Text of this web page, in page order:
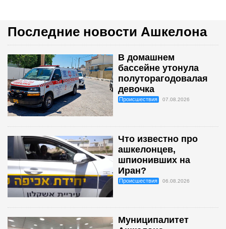
Последние новости Ашкелона
В домашнем
бассейне утонула
полуторагодовалая
девочка
Происшествия 07.08.2026
Что известно про
ашкелонцев,
шпионивших на
Иран?
Происшествия 06.08.2026
Муниципалитет